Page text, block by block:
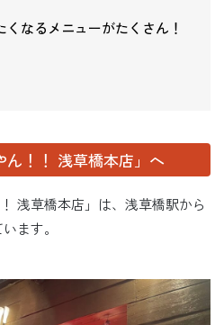
なるメニューがたくさん！
ん！！ 浅草橋本店」へ
浅草橋本店」は、浅草橋駅から
ます。